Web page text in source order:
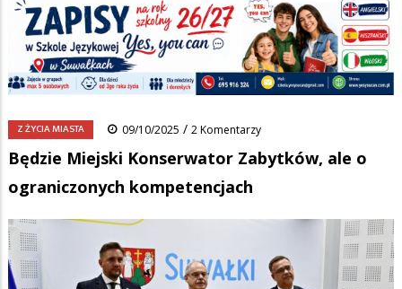
Ścieżka
nawigacyjna
Strona główna/Wiadomości /Z życia miasta/
Będzie Miejski Konserwator Zabytków, ale o ograniczonych
kompetencjach
FacebookPinterestTumblr
0 Reddit Share
Z ŻYCIA MIASTA 09/10/2025 / 2 Komentarzy
Będzie Miejski Konserwator Zabytków, ale o
ograniczonych kompetencjach